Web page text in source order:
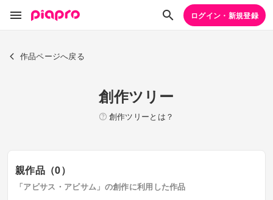
ログイン・新規登録
作品ページへ戻る
創作ツリー
創作ツリーとは？
親作品（0）
「アビサス・アビサム」の創作に利用した作品